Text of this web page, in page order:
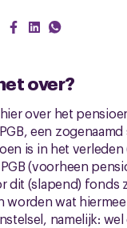
over?
over het
een
is in het verleden
(voorheen
dit (slapend) fonds
worden wat
namelijk: